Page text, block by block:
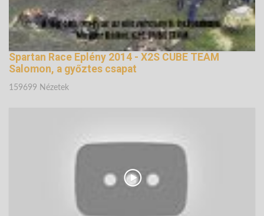
Spartan Race Eplény 2014 - X2S CUBE TEAM
Salomon, a győztes csapat
159699 Nézetek